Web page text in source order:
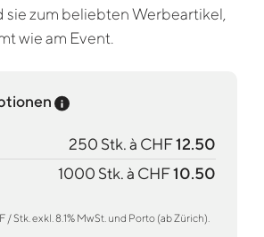
zum beliebten Werbeartikel,
wie am Event.
Preis-Tooltip anzeigen
250 Stk. à CHF12.50
1000 Stk. à CHF10.50
Stk. exkl. 8.1% MwSt. und Porto (ab Zürich).